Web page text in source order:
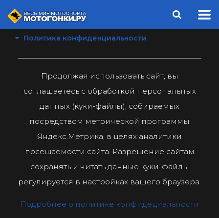
Политика конфиденциальности
Продолжая использовать сайт, вы
соглашаетесь с обработкой персональных
данных (куки-файлы), собираемых
посредством метрической программы
Яндекс.Метрика, в целях аналитики
посещаемости сайта. Разрешение сайтам
сохранять и читать данные куки-файлы
регулируется в настройках вашего браузера.
Подробнее о политике конфидециальности